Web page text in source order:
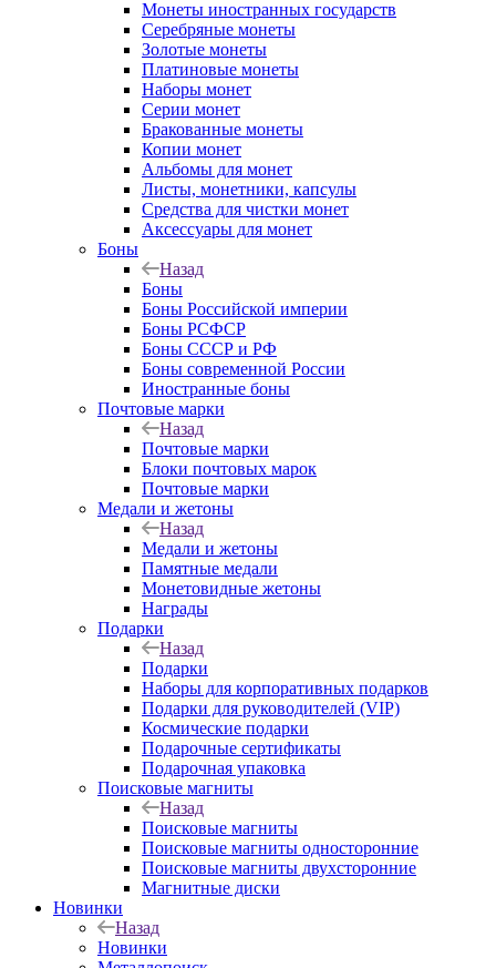
Монеты иностранных государств
Серебряные монеты
Золотые монеты
Платиновые монеты
Наборы монет
Серии монет
Бракованные монеты
Копии монет
Альбомы для монет
Листы, монетники, капсулы
Средства для чистки монет
Аксессуары для монет
Боны
Назад
Боны
Боны Российской империи
Боны РСФСР
Боны СССР и РФ
Боны современной России
Иностранные боны
Почтовые марки
Назад
Почтовые марки
Блоки почтовых марок
Почтовые марки
Медали и жетоны
Назад
Медали и жетоны
Памятные медали
Монетовидные жетоны
Награды
Подарки
Назад
Подарки
Наборы для корпоративных подарков
Подарки для руководителей (VIP)
Космические подарки
Подарочные сертификаты
Подарочная упаковка
Поисковые магниты
Назад
Поисковые магниты
Поисковые магниты односторонние
Поисковые магниты двухсторонние
Магнитные диски
Новинки
Назад
Новинки